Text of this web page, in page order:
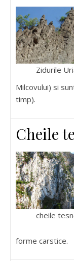
Zidurile
Milcovului) si
timp).
Cheile
cheile
forme carstice.